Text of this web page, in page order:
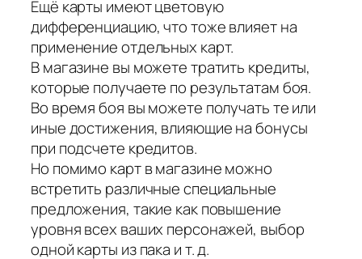
Ещё карты имеют цветовую
дифференциацию, что тоже влияет на
применение отдельных карт.
В магазине вы можете тратить кредиты,
которые получаете по результатам боя.
Во время боя вы можете получать те или
иные достижения, влияющие на бонусы
при подсчете кредитов.
Но помимо карт в магазине можно
встретить различные специальные
предложения, такие как повышение
уровня всех ваших персонажей, выбор
одной карты из пака и т. д.